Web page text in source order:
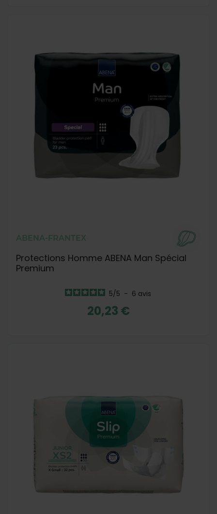
ABENA-FRANTEX
Protections Homme ABENA Man Spécial
Premium
5/5 - 6 avis
20,23 €